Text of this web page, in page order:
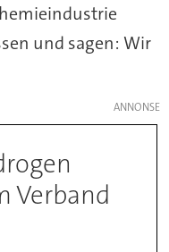
und sagen: Wir
Verband